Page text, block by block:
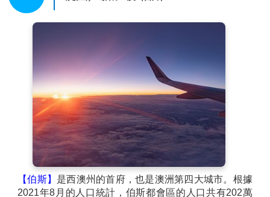
第1天 桃園／新加坡/伯斯